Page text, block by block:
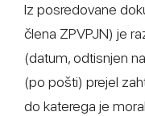
Iz posredovane
člena ZPVPJN) je
(datum, odtisnjen
(po pošti) prejel
do katerega je